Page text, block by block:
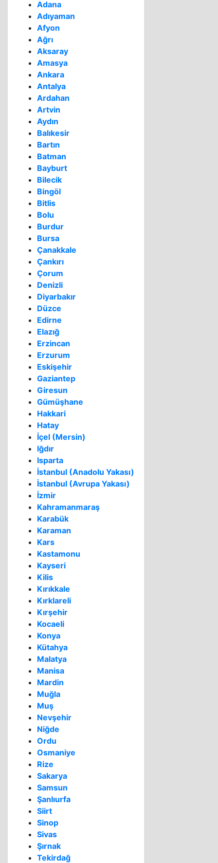
Adana
Adıyaman
Afyon
Ağrı
Aksaray
Amasya
Ankara
Antalya
Ardahan
Artvin
Aydın
Balıkesir
Bartın
Batman
Bayburt
Bilecik
Bingöl
Bitlis
Bolu
Burdur
Bursa
Çanakkale
Çankırı
Çorum
Denizli
Diyarbakır
Düzce
Edirne
Elazığ
Erzincan
Erzurum
Eskişehir
Gaziantep
Giresun
Gümüşhane
Hakkari
Hatay
İçel (Mersin)
Iğdır
Isparta
İstanbul (Anadolu Yakası)
İstanbul (Avrupa Yakası)
İzmir
Kahramanmaraş
Karabük
Karaman
Kars
Kastamonu
Kayseri
Kilis
Kırıkkale
Kırklareli
Kırşehir
Kocaeli
Konya
Kütahya
Malatya
Manisa
Mardin
Muğla
Muş
Nevşehir
Niğde
Ordu
Osmaniye
Rize
Sakarya
Samsun
Şanlıurfa
Siirt
Sinop
Sivas
Şırnak
Tekirdağ